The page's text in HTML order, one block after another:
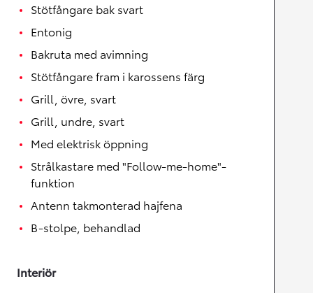
Stötfångare bak svart
Entonig
Bakruta med avimning
Stötfångare fram i karossens färg
Grill, övre, svart
Grill, undre, svart
Med elektrisk öppning
Strålkastare med "Follow-me-home"-
funktion
Antenn takmonterad hajfena
B-stolpe, behandlad
Interiör